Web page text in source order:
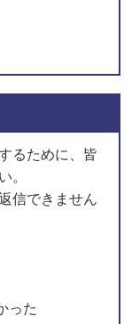
るために、皆
。
信できません
った